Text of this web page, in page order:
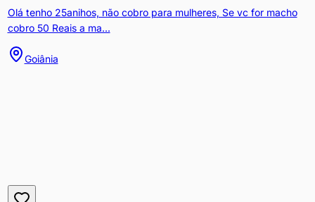
Olá tenho 25anihos, não cobro para mulheres, Se vc for macho
cobro 50 Reais a ma...
Goiânia